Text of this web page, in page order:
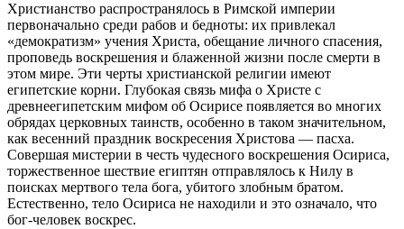
Христианство распространялось в Римской империи
первоначально среди рабов и бедноты: их привлекал
«демократизм» учения Христа, обещание личного спасения,
проповедь воскрешения и блаженной жизни после смерти в
этом мире. Эти черты христианской религии имеют
египетские корни. Глубокая связь мифа о Христе с
древнеегипетским мифом об Осирисе появляется во многих
обрядах церковных таинств, особенно в таком значительном,
как весенний праздник воскресения Христова — пасха.
Совершая мистерии в честь чудесного воскрешения Осириса,
торжественное шествие египтян отправлялось к Нилу в
поисках мертвого тела бога, убитого злобным братом.
Естественно, тело Осириса не находили и это означало, что
бог-человек воскрес.